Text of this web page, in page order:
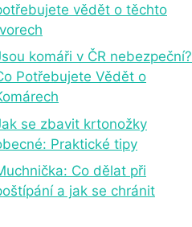
vědět o těchto
komáři v ČR nebezpeční?
Potřebujete Vědět o
se zbavit krtonožky
Praktické tipy
Co dělat při
a jak se chránit